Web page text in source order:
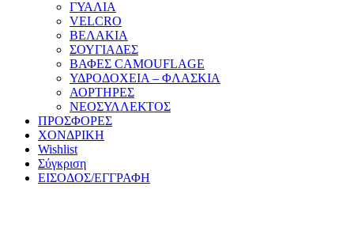
ΓΥΑΛΙΑ
VELCRO
ΒΕΛΑΚΙΑ
ΣΟΥΓΙΑΔΕΣ
ΒΑΦΕΣ CAMOUFLAGE
ΥΔΡΟΔΟΧΕΙΑ – ΦΛΑΣΚΙΑ
ΑΟΡΤΗΡΕΣ
ΝΕΟΣΥΛΛΕΚΤΟΣ
ΠΡΟΣΦΟΡΕΣ
ΧΟΝΔΡΙΚΗ
Wishlist
Σύγκριση
ΕΙΣΟΔΟΣ/ΕΓΓΡΑΦΗ